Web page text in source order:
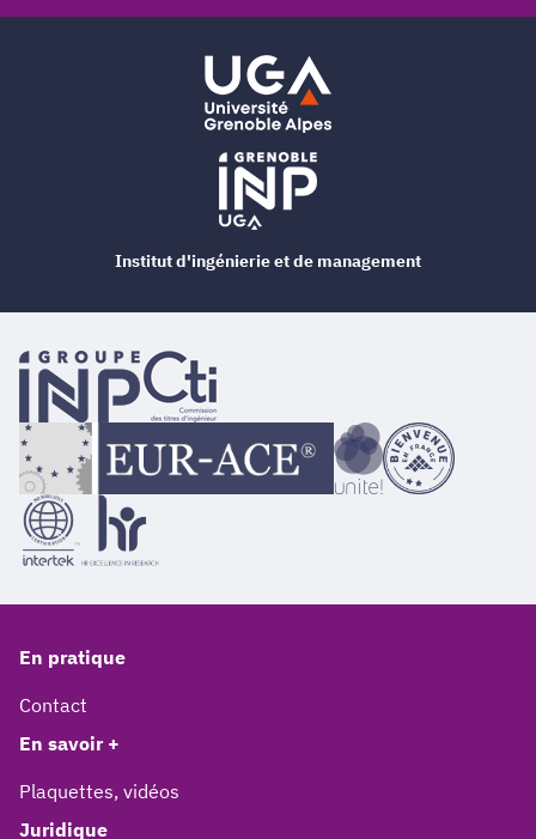
En pratique
Contact
En savoir +
Plaquettes, vidéos
Juridique
Institut d'ingénierie et de management